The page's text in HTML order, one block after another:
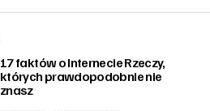
zalogować
17 faktów o Internecie Rzeczy,
których prawdopodobnie nie
znasz